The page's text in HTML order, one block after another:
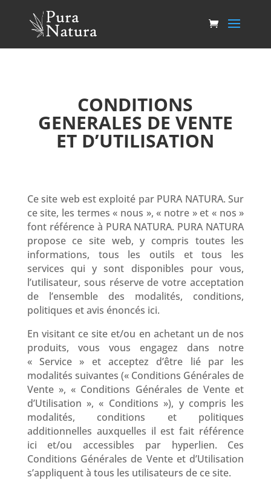
CONDITIONS
GENERALES DE VENTE
ET D’UTILISATION
Ce site web est exploité par PURA NATURA. Sur
ce site, les termes « nous », « notre » et « nos »
font référence à PURA NATURA. PURA NATURA
propose ce site web, y compris toutes les
informations, tous les outils et tous les
services qui y sont disponibles pour vous,
l’utilisateur, sous réserve de votre acceptation
de l’ensemble des modalités, conditions,
politiques et avis énoncés ici.
En visitant ce site et/ou en achetant un de nos
produits, vous vous engagez dans notre
« Service » et acceptez d’être lié par les
modalités suivantes (« Conditions Générales de
Vente », « Conditions Générales de Vente et
d’Utilisation », « Conditions »), y compris les
modalités, conditions et politiques
additionnelles auxquelles il est fait référence
ici et/ou accessibles par hyperlien. Ces
Conditions Générales de Vente et d’Utilisation
s’appliquent à tous les utilisateurs de ce site.